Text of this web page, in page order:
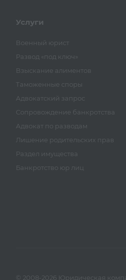
Услуги
Военный юрист
Развод «под ключ»
Взыскание алиментов
Таможенные споры
Адвокатский запрос
Сопровождение банкротства
Адвокат по разводам
Лишение родительских прав
Раздел имущества
Банкротство юр лиц
© 2008-2026 Юридическая